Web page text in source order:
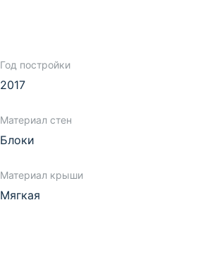
Год постройки
2017
Материал стен
Блоки
Материал крыши
Мягкая